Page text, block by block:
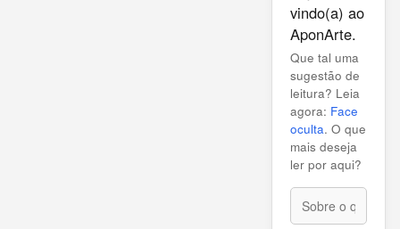
vindo(a) ao
AponArte.
Que tal uma
sugestão de
leitura? Leia
agora: Face
oculta. O que
mais deseja
ler por aqui?